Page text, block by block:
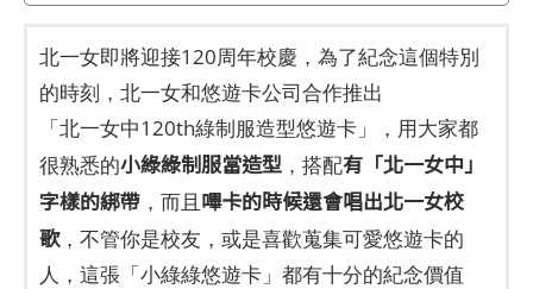
北一女即將迎接120周年校慶，為了紀念這個特別
的時刻，北一女和悠遊卡公司合作推出
「北一女中120th綠制服造型悠遊卡」，用大家都
很熟悉的小綠綠制服當造型 ，搭配有「北一女中」
字樣的綁帶 ，而且 嗶卡的時候還會唱出北一女校
歌，不管你是校友，或是喜歡蒐集可愛悠遊卡的
人，這張「小綠綠悠遊卡」都有十分的紀念價值